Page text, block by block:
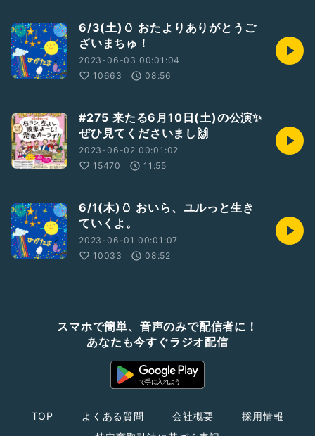
6/3(土)🥚 おたよりありがとうご
ざいまちゅ！
2023-06-03 00:01:04
10663
08:56
#275 来たる6月10日(土)の公演✨
ぜひ見てくださいまし🙌
2023-06-02 00:01:02
15470
11:55
6/1(木)🥚 おいら、ユルっと生き
ていくよ。
2023-06-01 00:01:07
10033
08:52
スマホで簡単、音声のみで配信者に！
あなたも今すぐラジオ配信
TOP よくある質問 会社概要
採用情報